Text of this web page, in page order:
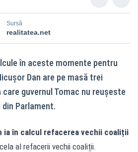
Sursă
realitatea.net
în aceste momente pentru
Dan are pe masă trei
guvernul Tomac nu reușeste
Parlament.
ia în calcul refacerea vechii coaliții
al refacerii vechii coaliții.